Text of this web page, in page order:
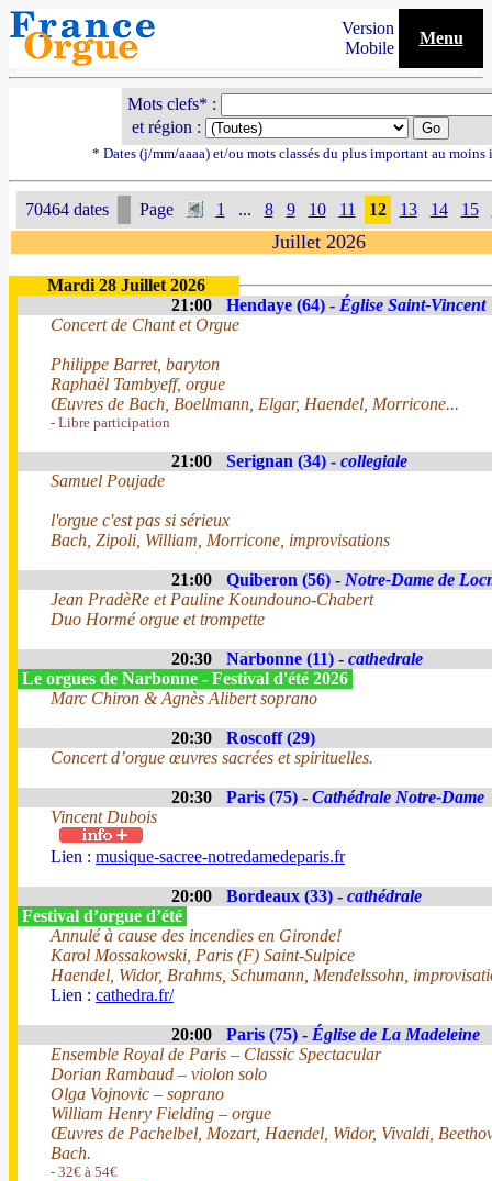
Version
Mobile
Menu
Mots clefs* :
et région :
* Dates (j/mm/aaaa) et/ou mots classés du plus important au moins
70464 dates Page 1 ... 8 9 10 11 12 13 14 15
Juillet 2026
Mardi 28 Juillet 2026
21:00
Hendaye (64) - Église Saint-Vincent
Concert de Chant et Orgue
Philippe Barret, baryton
Raphaël Tambyeff, orgue
Œuvres de Bach, Boellmann, Elgar, Haendel, Morricone...
- Libre participation
21:00 Serignan (34) - collegiale
Samuel Poujade
l'orgue c'est pas si sérieux
Bach, Zipoli, William, Morricone, improvisations
21:00 Quiberon (56) - Notre-Dame de
Jean PradèRe et Pauline Koundouno-Chabert
Duo Hormé orgue et trompette
20:30 Narbonne (11) - cathedrale
Le orgues de Narbonne - Festival d'été 2026
Marc Chiron & Agnès Alibert soprano
20:30
Roscoff (29)
Concert d’orgue œuvres sacrées et spirituelles.
20:30 Paris (75) - Cathédrale Notre-Dame
Vincent Dubois
Lien : musique-sacree-notredamedeparis.fr
20:00 Bordeaux (33) - cathédrale
Festival d’orgue d’été
Annulé à cause des incendies en Gironde!
Karol Mossakowski, Paris (F) Saint-Sulpice
Haendel, Widor, Brahms, Schumann, Mendelssohn,
Lien : cathedra.fr/
20:00 Paris (75) - Église de La Madeleine
Ensemble Royal de Paris – Classic Spectacular
Dorian Rambaud – violon solo
Olga Vojnovic – soprano
William Henry Fielding – orgue
Œuvres de Pachelbel, Mozart, Haendel, Widor, Vivaldi,
Bach.
- 32€ à 54€